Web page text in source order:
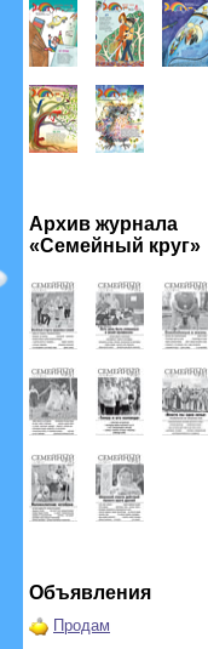
Архив журнала
«Семейный круг»
Объявления
Продам